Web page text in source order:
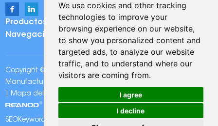
We use cookies and other tracking
technologies to improve your
browsing experience on our website,
to show you personalized content and
targeted ads, to analyze our website
traffic, and to understand where our
visitors are coming from.
I agree
I decline
Productos
Navegación
Copyright © Onuge Personal Care (Guangdong)
Manufacturer Group Co., LTD. Reservados todos los derechos
Mapa del sitio Política de Privacidad| Apoyo técnico:
SEOKeywords: Tiras blanqueadoras de dientes Onuge